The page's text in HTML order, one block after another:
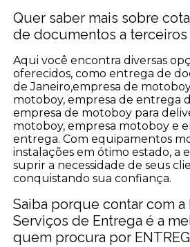
Quer saber mais sobre
de documentos a terceiros
Aqui você encontra diversas
oferecidos, como entrega de
de Janeiro,empresa de
motoboy, empresa de entrega
empresa de motoboy para
motoboy, empresa motoboy e
entrega. Com equipamentos
instalações em ótimo estado, a
suprir a necessidade de seus
conquistando sua confiança.
Saiba porque contar com a
Serviços de Entrega é a
quem procura por